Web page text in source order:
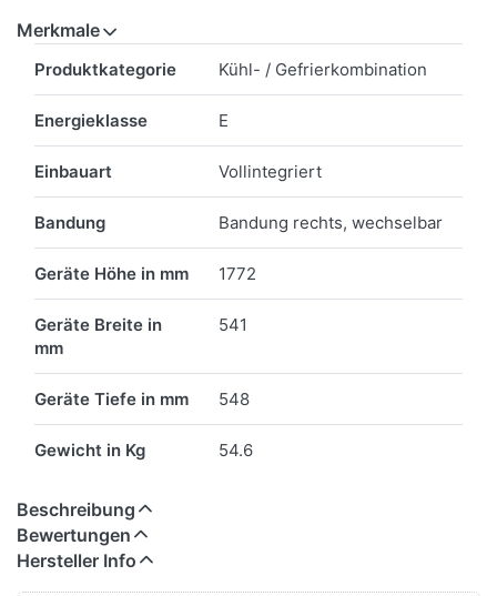
Merkmale
Produktkategorie Kühl- / Gefrierkombination
Energieklasse E
Einbauart Vollintegriert
Bandung Bandung rechts, wechselbar
Geräte Höhe in mm 1772
Geräte Breite in
mm
541
Geräte Tiefe in mm 548
Gewicht in Kg 54.6
Beschreibung
Bewertungen
Hersteller Info